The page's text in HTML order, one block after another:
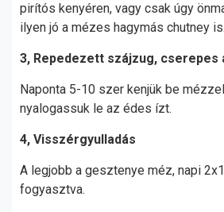
pirítós kenyéren, vagy csak úgy
ilyen jó a mézes hagymás chutney is.
3, Repedezett szájzug, cserepes
Naponta 5-10 szer kenjük be
nyalogassuk le az édes ízt.
4, Visszérgyulladás
A legjobb a gesztenye méz, napi
fogyasztva.